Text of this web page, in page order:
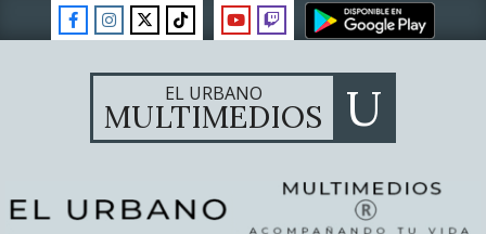
to
EL URBANO
MULTIMEDIOS U